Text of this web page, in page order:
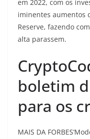
em 2022, com os
iminentes aumentos
Reserve, fazendo
alta parassem.
boletim
para os
MAIS DA